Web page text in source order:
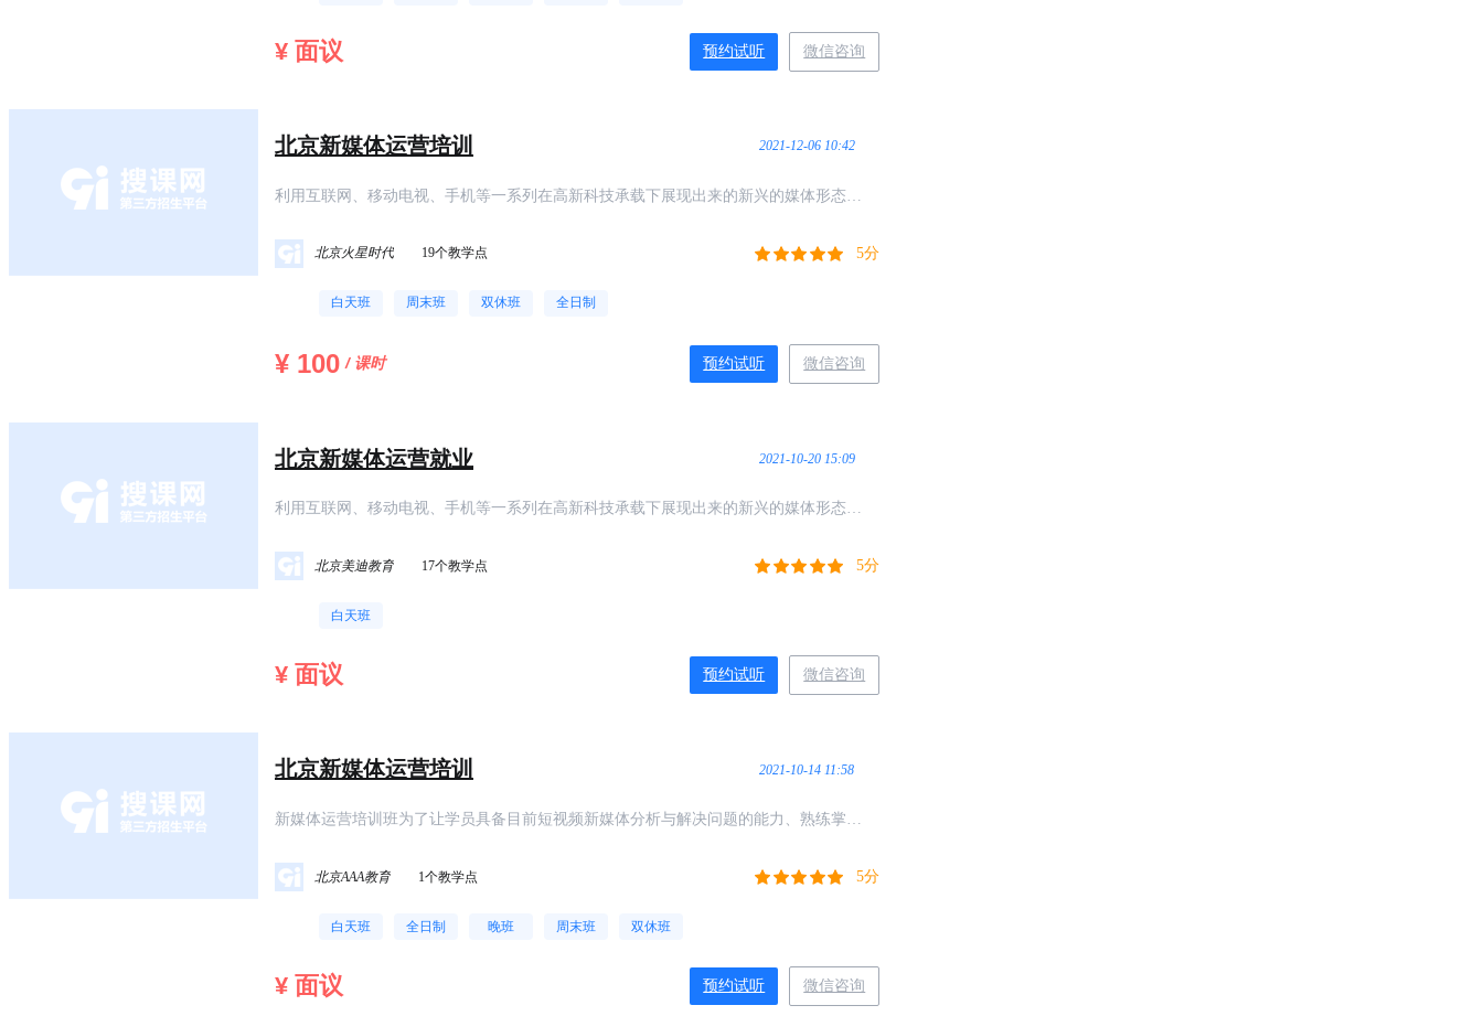
¥ 面议 预约试听 微信咨询
北京新媒体运营培训 2021-12-06 10:42
利用互联网、移动电视、手机等一系列在高新科技承载下展现出来的新兴的媒体形态，
北京火星时代 19个教学点 5分
白天班 周末班 双休班 全日制
¥ 100 / 课时 预约试听 微信咨询
北京新媒体运营就业 2021-10-20 15:09
利用互联网、移动电视、手机等一系列在高新科技承载下展现出来的新兴的媒体形态，
北京美迪教育 17个教学点 5分
白天班
¥ 面议 预约试听 微信咨询
北京新媒体运营培训 2021-10-14 11:58
新媒体运营培训班为了让学员具备目前短视频新媒体分析与解决问题的能力、熟练掌握
北京AAA教育 1个教学点 5分
白天班 全日制 晚班 周末班 双休班
¥ 面议 预约试听 微信咨询